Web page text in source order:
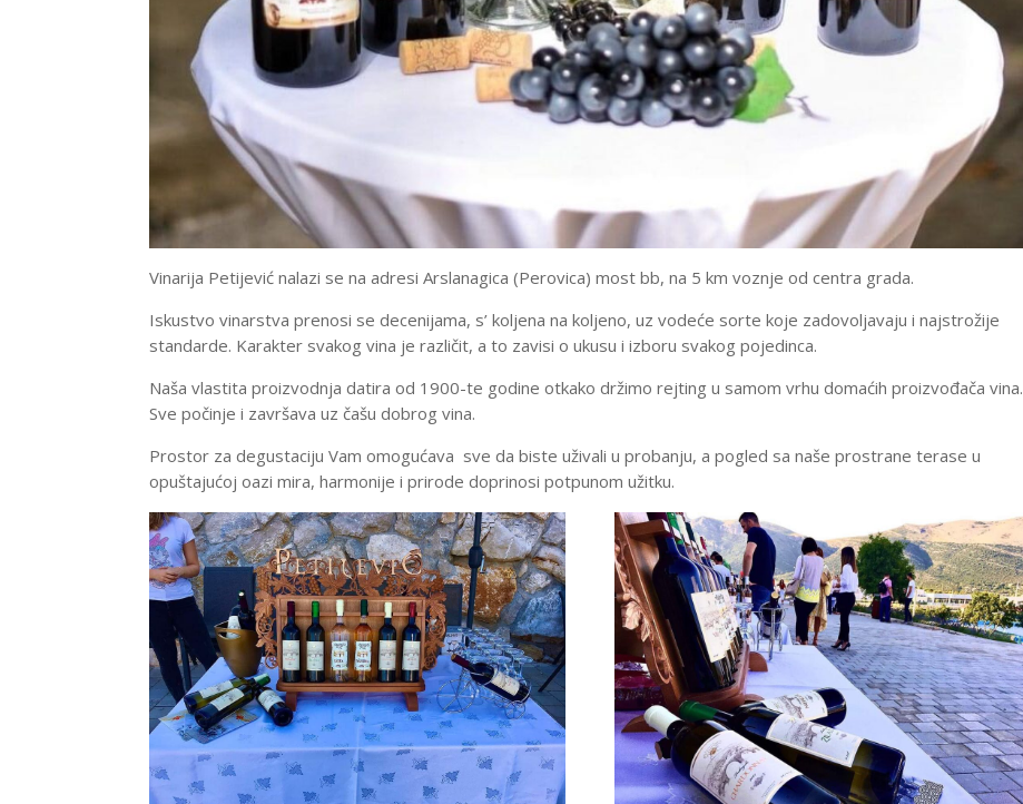
Vinarija Petijević nalazi se na adresi Arslanagica (Perovica) most bb, na 5 km voznje od centra grada.
Iskustvo vinarstva prenosi se decenijama, s’ koljena na koljeno, uz vodeće sorte koje zadovoljavaju i najstrožije
standarde. Karakter svakog vina je različit, a to zavisi o ukusu i izboru svakog pojedinca.
Naša vlastita proizvodnja datira od 1900-te godine otkako držimo rejting u samom vrhu domaćih proizvođača vina.
Sve počinje i završava uz čašu dobrog vina.
Prostor za degustaciju Vam omogućava sve da biste uživali u probanju, a pogled sa naše prostrane terase u
opuštajućoj oazi mira, harmonije i prirode doprinosi potpunom užitku.